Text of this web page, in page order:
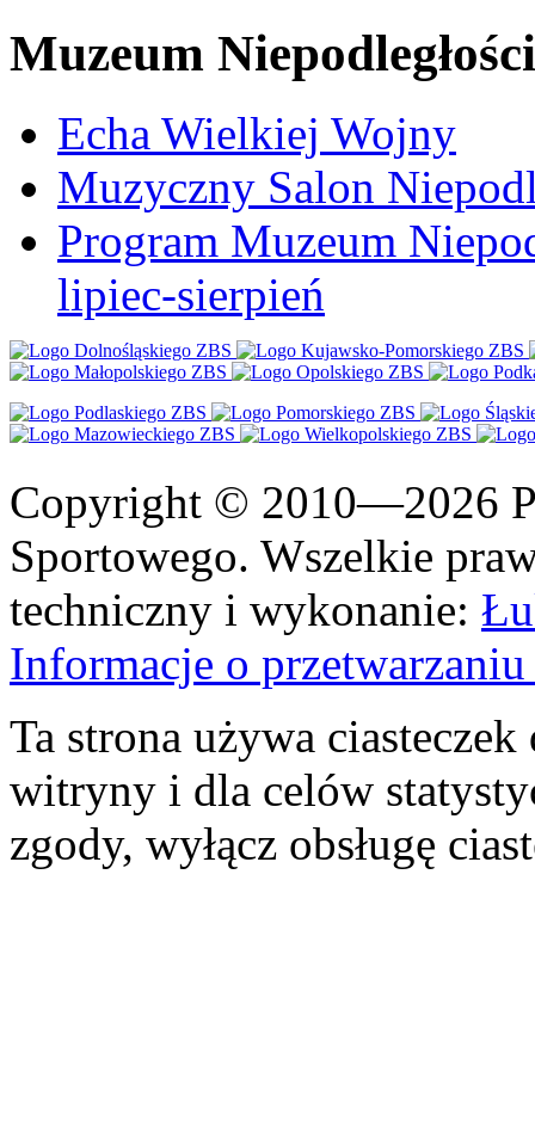
Muzeum Niepodległości
Echa Wielkiej Wojny
Muzyczny Salon
Program Muzeum
lipiec-sierpień
Copyright © 2010—2026
Sportowego. Wszelkie
techniczny i wykonanie:
Informacje o
Ta strona używa
witryny i dla celów
zgody, wyłącz obsługę